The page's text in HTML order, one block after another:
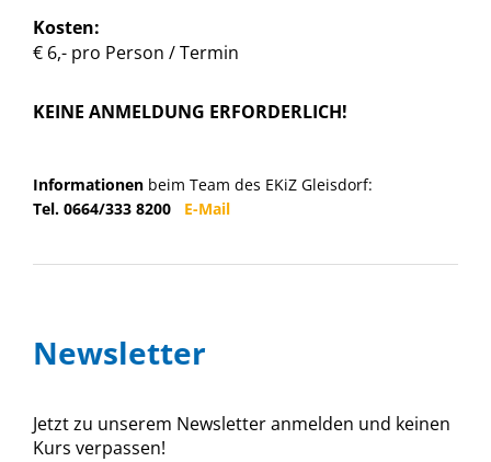
Newsletter
Jetzt zu unserem Newsletter anmelden und keinen
Kurs verpassen!
Kosten:
€ 6,- pro Person / Termin
KEINE ANMELDUNG ERFORDERLICH!
Informationen beim Team des EKiZ Gleisdorf:
Tel. 0664/333 8200 E-Mail